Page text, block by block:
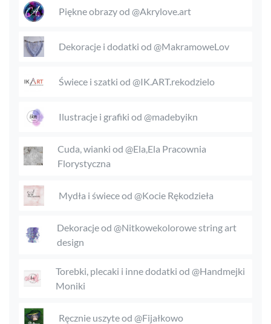
Piękne obrazy od @Akrylove.art
Dekoracje i dodatki od @MakramoweLov
Świece i szatki od @IK.ART.rekodzielo
Ilustracje i grafiki od @madebyikn
Cuda, wianki od @Ela,Ela Pracownia
Florystyczna
Mydła i świece od @Kocie Rękodzieła
Dekoracje od @Nitkowekolorowe string art
design
Torebki, plecaki i inne dodatki od @Handmejki
Moniki
Ręcznie uszyte od @Fijałkowo